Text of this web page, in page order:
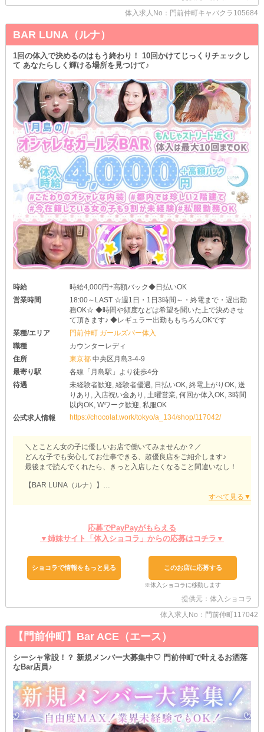
体入求人No：門前仲町キャバクラ105684
BAR LUNA（ルナ）
1回の体入で決めるのはもう終わり！ 10回かけてじっくりチェックし
て あなたらしく輝ける場所を見つけて♪
時給
時給4,000円+高額バック◆日払いOK
営業時間
18:00～LAST ☆週1日・1日3時間～・終電まで・遅出勤
務OK☆ ◆時間や頻度などは希望を聞いた上で決めさせ
て頂きます♪ ◆レギュラー出勤ももちろんOKです
業種/エリア
門前仲町 ガールズバー体入
職種
カウンターレディ
住所
東京都中央区月島3-4-9
最寄り駅
各線「月島駅」より徒歩4分
待遇
未経験者歓迎, 経験者優遇, 日払いOK, 終電上がりOK, 送
りあり, 入店祝い金あり, 土曜営業, 何回か体入OK, 3時間
以内OK, Wワーク歓迎, 私服OK
公式求人情報
https://chocolat.work/tokyo/a_134/shop/117042/
＼とことん女の子に優しいお店で働いてみませんか？／
どんな子でも安心してお仕事できる、超優良店をご紹介します♪
最後まで読んでくれたら、きっと入店したくなること間違いなし！
【BAR LUNA（ルナ）】
平日に予定が入りがちなOLさんや学生さんもスキマ時間を使ってお
小遣いを稼ぐことが可能です♪
しかも、週末はお客様の数も多くなりバックでお給料をUPしやす
少ない勤務数でもしっかり高収入を叶えられるのが、当店でお仕事
する大きなメリットです◎
以前、他店様でナイトワークをしたことがある子は《各種優遇》し
もし、ご希望の待遇があれば、面接時にお気軽にお伝えください！
あなたがより活躍できる環境を整えてお迎えします♥
少しでも気になったら、お気軽にご連絡ください！
あなたと一緒に働ける日を楽しみにしています♪
応募でPayPayがもらえる
▼姉妹サイト「体入ショコラ」からの応募はコチラ▼
ショコラで情報をもっと見る このお店に応募する
提供元：体入ショコラ
体入求人No：門前仲町117042
【門前仲町】Bar ACE（エース）
シーシャ常設！？ 新規メンバー大募集中♡ 門前仲町で叶えるお洒落
なBar店員♪